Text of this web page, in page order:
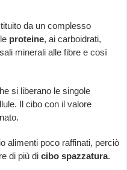
da un complesso
proteine, ai carboidrati,
minerali alle fibre e così
si liberano le singole
Il cibo con il valore
alimenti poco raffinati, perciò
di più dicibo spazzatura.